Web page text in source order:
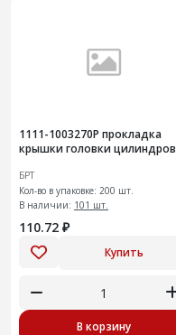
1111-1003270Р прокладка
крышки головки цилиндров
БРТ
Кол-во в упаковке: 200 шт.
В наличии: 101 шт.
110.72 ₽
Купить
В корзину